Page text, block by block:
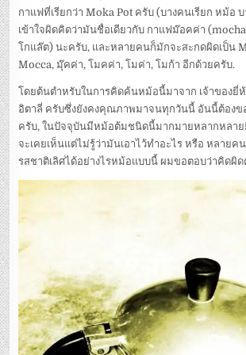
กาแฟที่เรียกว่า Moka Pot ครับ (บางคนเรียก หม้อ บ
เข้าใจผิดคิดว่ามันชื่อเดียวกับ กาแฟม๊อคค่า
โกแล๊ต) นะครับ, และหลายคนก็มักจะสะกดผิดเป็น
Mocca, มุ๊คค่า, โมคค่า, โมค่า, โมก้า อีกด้วยครับ.
โดยต้นตำหรับในการคิดค้นหม้อนี้มาจาก เจ้าของยี่
อิตาลี่ ครับซึ่งยังคงคุณภาพมาจนทุกวันนี้ อันนี้ต้องข
ครับ, ในปัจจุบันมีหม้อต้มชนิดนี้มากมายหลากหลา
จะเคยเห็นแต่ไม่รู้ว่ามันเอาไว้ทำอะไร หรือ หลายค
รสชาติเลิศได้อย่างไรหม้อแบบนี้ ผมขอตอบว่าคิดผิ